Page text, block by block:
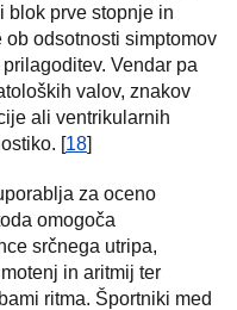
blok prve stopnje in
ob odsotnosti simptomov
Vendar pa
valov, znakov
ali ventrikularnih
[18]
za oceno
omogoča
srčnega utripa,
in aritmij ter
ritma. Športniki med